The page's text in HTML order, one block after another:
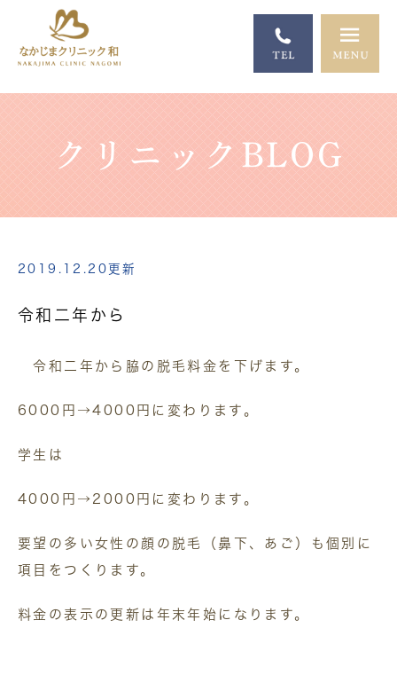
クリニックBLOG
2019.12.20更新
令和二年から
令和二年から脇の脱毛料金を下げます。
6000円→4000円に変わります。
学生は
4000円→2000円に変わります。
要望の多い女性の顔の脱毛（鼻下、あご）も個別に
項目をつくります。
料金の表示の更新は年末年始になります。